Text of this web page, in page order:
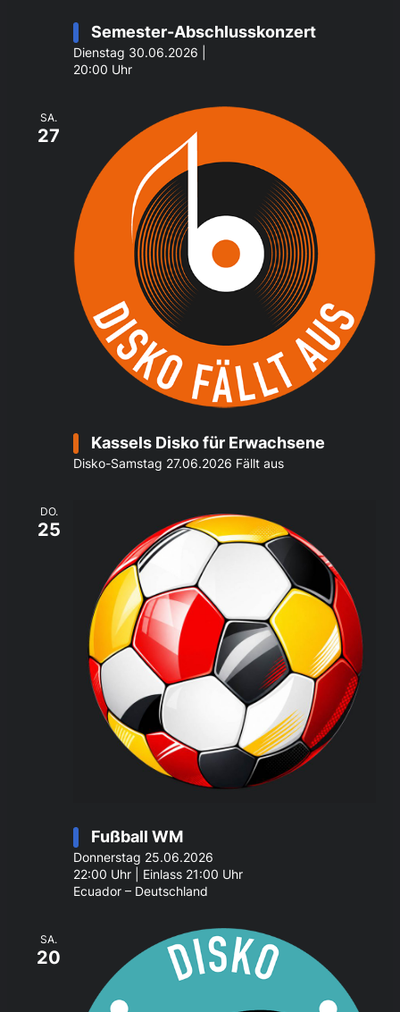
Semester-Abschlusskonzert
Dienstag 30.06.2026 |
20:00 Uhr
SA.
27
Kassels Disko für Erwachsene
Disko-Samstag 27.06.2026 Fällt aus
DO.
25
Fußball WM
Donnerstag 25.06.2026
22:00 Uhr | Einlass 21:00 Uhr
Ecuador – Deutschland
SA.
20